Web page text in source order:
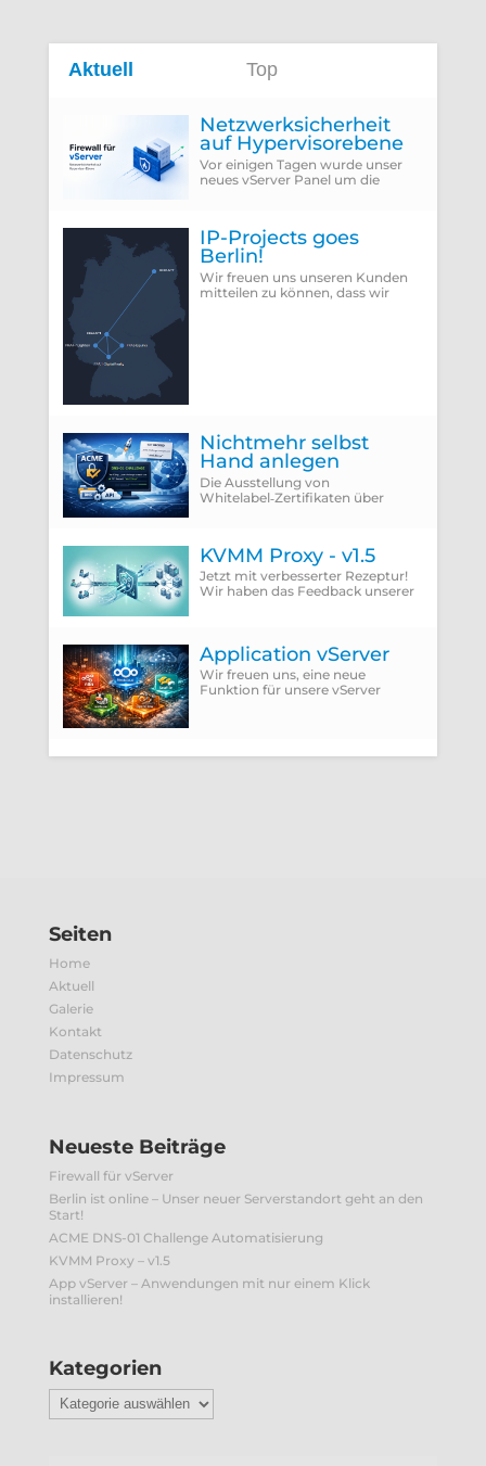
Aktuell Top
Netzwerksicherheit
auf Hypervisorebene
Vor einigen Tagen wurde unser
neues vServer Panel um die
IP-Projects goes
Berlin!
Wir freuen uns unseren Kunden
mitteilen zu können, dass wir
Nichtmehr selbst
Hand anlegen
Die Ausstellung von
Whitelabel‑Zertifikaten über
KVMM Proxy - v1.5
Jetzt mit verbesserter Rezeptur!
Wir haben das Feedback unserer
Application vServer
Wir freuen uns, eine neue
Funktion für unsere vServer
Seiten
Home
Aktuell
Galerie
Kontakt
Datenschutz
Impressum
Neueste Beiträge
Firewall für vServer
Berlin ist online – Unser neuer Serverstandort geht an den
Start!
ACME DNS-01 Challenge Automatisierung
KVMM Proxy – v1.5
App vServer – Anwendungen mit nur einem Klick
installieren!
Kategorien
Kategorien